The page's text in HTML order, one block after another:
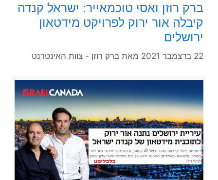
ברק רוזן ואסי טוכמאייר: ישראל קנדה
קיבלה אור ירוק לפרויקט מידטאון
ירושלים
22 בדצמבר 2021 מאת ברק רוזן - צוות האינטרנט